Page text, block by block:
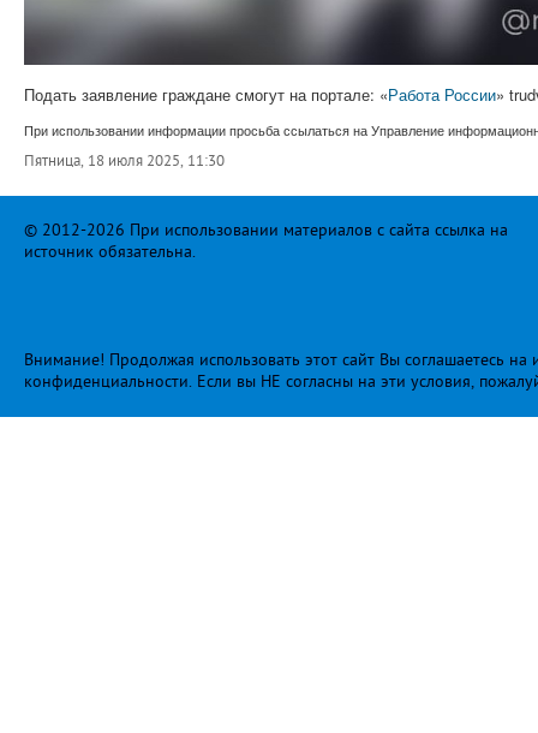
Подать заявление граждане смогут на портале: «Работа России»
При использовании информации просьба ссылаться на Управление
Пятница, 18 июля 2025, 11:30
© 2012-2026 При использовании материалов с сайта ссылка на
источник обязательна.
Внимание! Продолжая использовать этот сайт Вы соглашаетесь
конфиденциальности. Если вы НЕ согласны на эти условия,